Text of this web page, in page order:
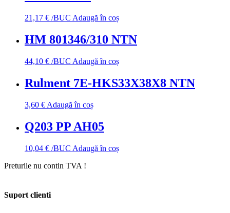
21,17 € /BUC Adaugă în coș
HM 801346/310 NTN
44,10 € /BUC Adaugă în coș
Rulment 7E-HKS33X38X8 NTN
3,60 € Adaugă în coș
Q203 PP AH05
10,04 € /BUC Adaugă în coș
Preturile nu contin TVA !
Suport clienti